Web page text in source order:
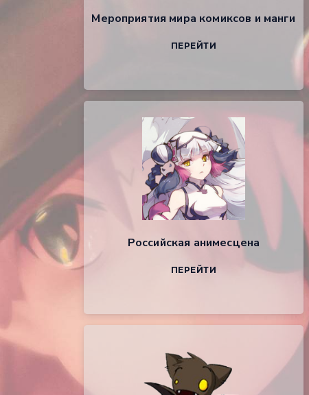
Мероприятия мира комиксов и манги
ПЕРЕЙТИ
Российская анимесцена
ПЕРЕЙТИ